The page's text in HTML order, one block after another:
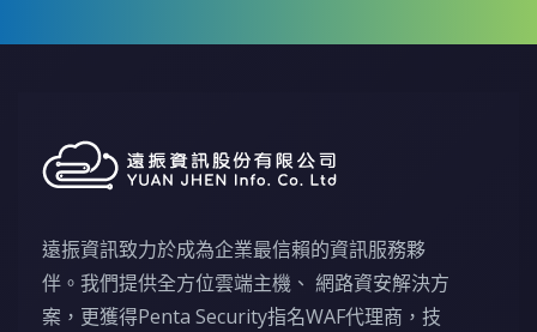
遠振資訊致力於成為企業最信賴的資訊服務夥
伴。我們提供全方位雲端主機、 網路資安解決方
案，更獲得Penta Security指名WAF代理商，技